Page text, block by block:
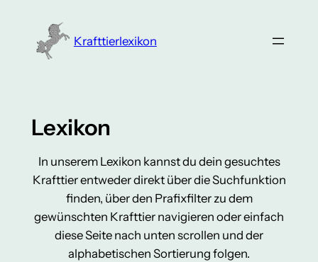
springen
Krafttierlexikon
Lexikon
In unserem Lexikon kannst du dein gesuchtes
Krafttier entweder direkt über die Suchfunktion
finden, über den Prafixfilter zu dem
gewünschten Krafttier navigieren oder einfach
diese Seite nach unten scrollen und der
alphabetischen Sortierung folgen.